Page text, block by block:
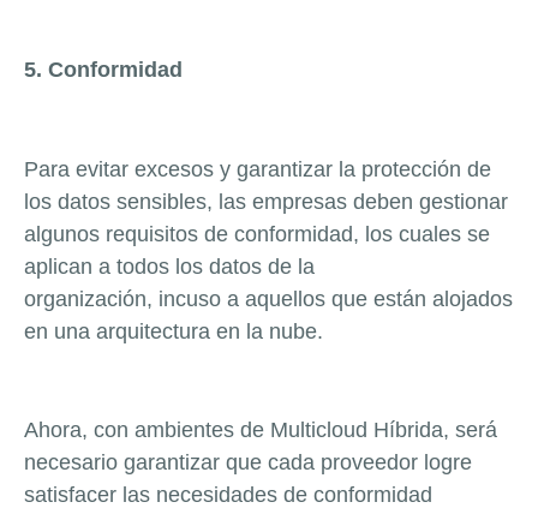
5. Conformidad
Para evitar excesos y garantizar la protección de
los datos sensibles, las empresas deben gestionar
algunos requisitos de conformidad, los cuales se
aplican a todos los datos de la
organización, incuso a aquellos que están alojados
en una arquitectura en la nube.
Ahora, con ambientes de Multicloud Híbrida, será
necesario garantizar que cada proveedor logre
satisfacer las necesidades de conformidad